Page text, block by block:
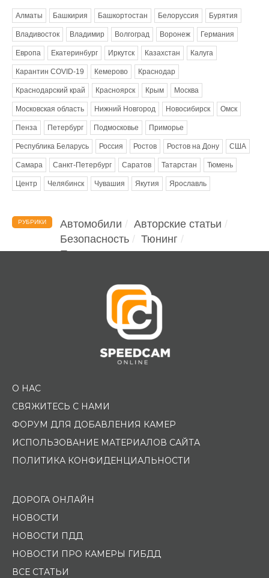
Алматы Башкирия Башкортостан Белоруссия Бурятия
Владивосток Владимир Волгоград Воронеж Германия
Европа Екатеринбург Иркутск Казахстан Калуга
Карантин COVID-19 Кемерово Краснодар
Краснодарский край Красноярск Крым Москва
Московская область Нижний Новгород Новосибирск Омск
Пенза Петербург Подмосковье Приморье
Республика Беларусь Россия Ростов Ростов на Дону США
Самара Санкт-Петербург Саратов Татарстан Тюмень
Центр Челябинск Чувашия Якутия Ярославль
РУБРИКИ Автомобили
Авторские статьи
Безопасность
Тюнинг
Помощь водителю
О НАС
СВЯЖИТЕСЬ С НАМИ
ФОРУМ ДЛЯ ДОБАВЛЕНИЯ КАМЕР
ИСПОЛЬЗОВАНИЕ МАТЕРИАЛОВ САЙТА
ПОЛИТИКА КОНФИДЕНЦИАЛЬНОСТИ
ДОРОГА ОНЛАЙН
НОВОСТИ
НОВОСТИ ПДД
НОВОСТИ ПРО КАМЕРЫ ГИБДД
ВСЕ СТАТЬИ